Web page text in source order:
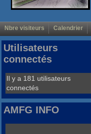
Nbre visiteurs Calendrier
Utilisateurs
connectés
Il y a 181 utilisateurs
connectés
AMFG INFO